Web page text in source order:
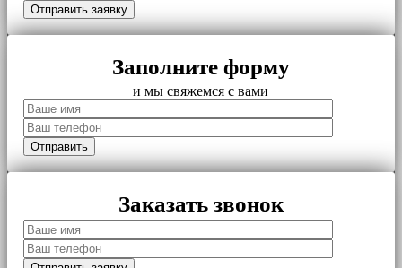
Заполните форму
и мы свяжемся с вами
Заказать звонок